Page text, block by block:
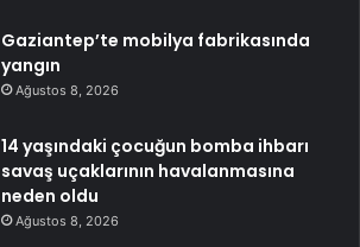
Gaziantep’te mobilya fabrikasında
yangın
Ağustos 8, 2026
14 yaşındaki çocuğun bomba ihbarı
savaş uçaklarının havalanmasına
neden oldu
Ağustos 8, 2026